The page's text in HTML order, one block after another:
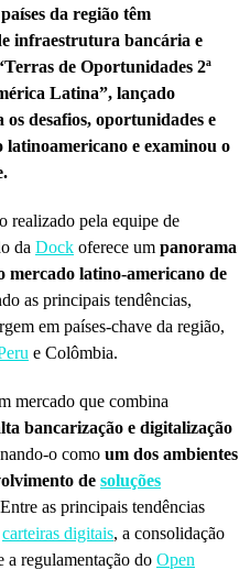
da região têm
infraestrutura bancária e
de Oportunidades 2ª
Latina”, lançado
desafios, oportunidades e
e examinou o
realizado pela equipe de
da Dock oferece um panorama
mercado latino-americano de
as principais tendências,
em países-chave da região,
e Colômbia.
mercado que combina
bancarização e digitalização
o como um dos ambientes
de soluções
as principais tendências
carteiras digitais, a consolidação
a regulamentação do Open